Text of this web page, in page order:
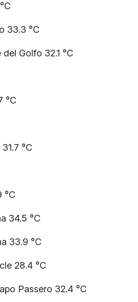
33.3 °C
Golfo 32.1 °C
°C
°C
°C
34.5 °C
33.9 °C
28.4 °C
Passero 32.4 °C